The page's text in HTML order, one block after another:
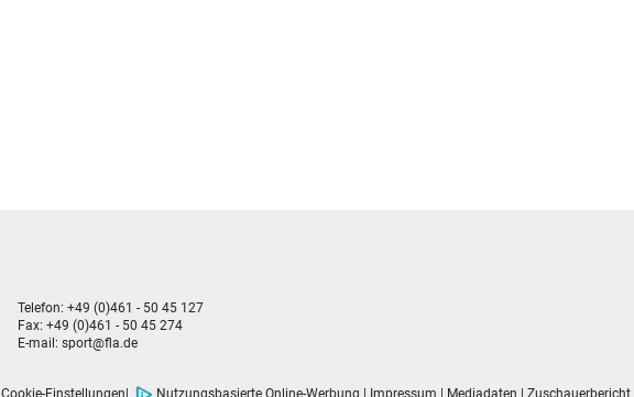
Telefon: +49 (0)461 - 50 45 127
Fax: +49 (0)461 - 50 45 274
E-mail: sport@fla.de
Cookie-Einstellungen Nutzungsbasierte Online-Werbung Impressum Mediadaten Zuschauerbericht